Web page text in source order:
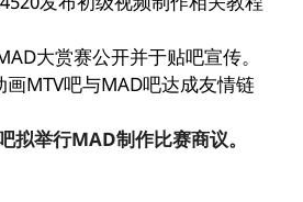
大赏赛公开并于贴吧宣传。
画MTV吧与MAD吧达成友情链
拟举行MAD制作比赛商议。